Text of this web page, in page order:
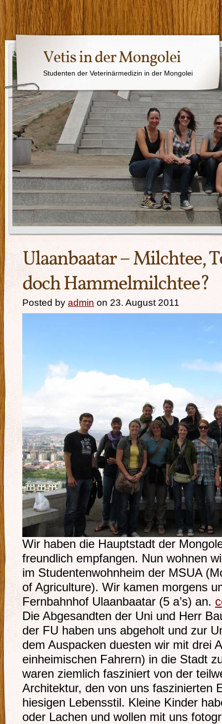
Vetis in der Mongolei
Studenten der Veterinärmedizin in der Mongolei
Ulaanbaatar – Milchtee,
doch Hammelmilchtee?
Posted by admin on 23. August 2011
Wir haben die Hauptstadt der
freundlich empfangen. Nun wohnen
im Studentenwohnheim der MSUA
of Agriculture). Wir kamen morgens
Fernbahnhof Ulaanbaatar (5 a’s) an.
Die Abgesandten der Uni und Herr
der FU haben uns abgeholt und zur
dem Auspacken duesten wir mit drei
einheimischen Fahrern) in die Stadt
waren ziemlich fasziniert von der
Architektur, den von uns faszinierten
hiesigen Lebensstil. Kleine Kinder
oder Lachen und wollen mit uns